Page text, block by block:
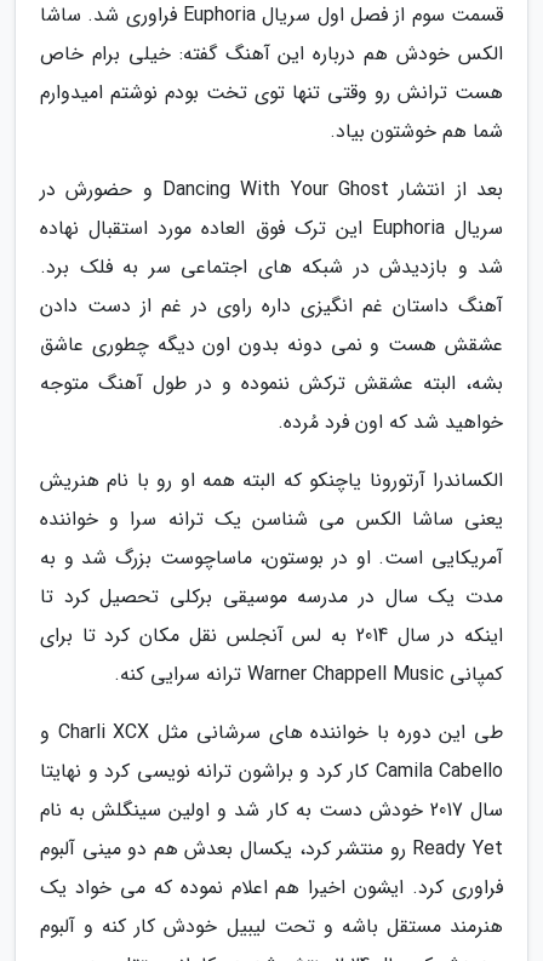
قسمت سوم از فصل اول سریال Euphoria فراوری شد. ساشا
الکس خودش هم درباره این آهنگ گفته: خیلی برام خاص
هست ترانش رو وقتی تنها توی تخت بودم نوشتم امیدوارم
شما هم خوشتون بیاد.
بعد از انتشار Dancing With Your Ghost و حضورش در
سریال Euphoria این ترک فوق العاده مورد استقبال نهاده
شد و بازدیدش در شبکه های اجتماعی سر به فلک برد.
آهنگ داستان غم انگیزی داره راوی در غم از دست دادن
عشقش هست و نمی دونه بدون اون دیگه چطوری عاشق
بشه، البته عشقش ترکش ننموده و در طول آهنگ متوجه
خواهید شد که اون فرد مُرده.
الکساندرا آرتورونا یاچنکو که البته همه او رو با نام هنریش
یعنی ساشا الکس می شناسن یک ترانه سرا و خواننده
آمریکایی است. او در بوستون، ماساچوست بزرگ شد و به
مدت یک سال در مدرسه موسیقی برکلی تحصیل کرد تا
اینکه در سال 2014 به لس آنجلس نقل مکان کرد تا برای
کمپانی Warner Chappell Music ترانه سرایی کنه.
طی این دوره با خواننده های سرشانی مثل Charli XCX و
Camila Cabello کار کرد و براشون ترانه نویسی کرد و نهایتا
سال 2017 خودش دست به کار شد و اولین سینگلش به نام
Ready Yet رو منتشر کرد، یکسال بعدش هم دو مینی آلبوم
فراوری کرد. ایشون اخیرا هم اعلام نموده که می خواد یک
هنرمند مستقل باشه و تحت لیبیل خودش کار کنه و آلبوم